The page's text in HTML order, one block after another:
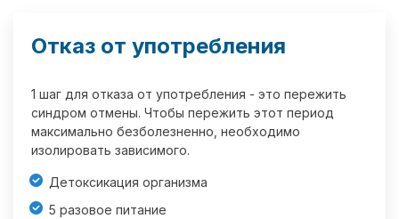
Отказ от употребления
1 шаг для отказа от употребления - это пережить
синдром отмены. Чтобы пережить этот период
максимально безболезненно, необходимо
изолировать зависимого.
Детоксикация организма
5 разовое питание